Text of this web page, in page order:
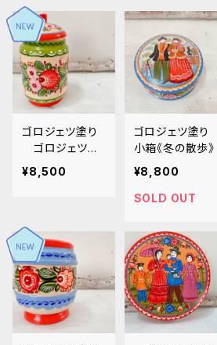
ゴロジェツ塗り
ゴロジェツ塗
り 蓋付き容器
GR05
¥8,500
ゴロジェツ塗り
小箱《冬の散歩》
¥8,800
SOLD OUT